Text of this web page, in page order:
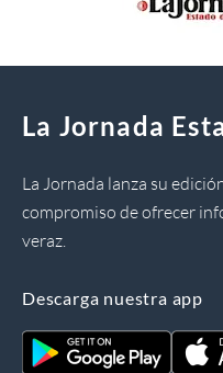
La Jornada
La Jornada lanza su
compromiso de ofrecer
veraz.
Descarga nuestra app